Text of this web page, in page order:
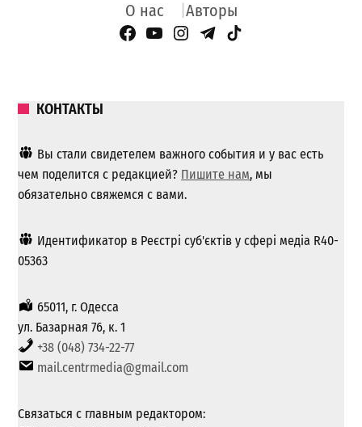
О нас Авторы
Facebook Page
YouTube
Instagram
Telegram
TikTok
КОНТАКТЫ
Вы стали свидетелем важного события и у вас есть
чем поделится с редакцией? Пишите нам, мы
обязательно свяжемся с вами.
Идентификатор в Реєстрі суб'єктів у сфері медіа R40-
05363
65011, г. Одесса
ул. Базарная 76, к. 1
+38 (048) 734-22-77
mail.centrmedia@gmail.com
Связаться с главным редактором: